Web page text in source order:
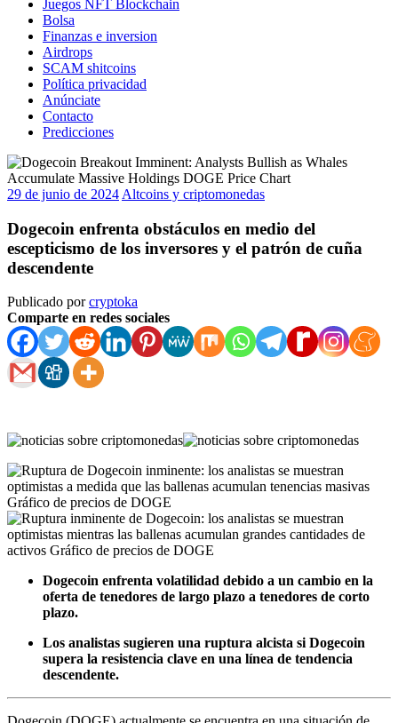
Juegos NFT Blockchain
Bolsa
Finanzas e inversion
Airdrops
SCAM shitcoins
Política privacidad
Anúnciate
Contacto
Predicciones
29 de junio de 2024 Altcoins y criptomonedas
Dogecoin enfrenta obstáculos en medio del
escepticismo de los inversores y el patrón de cuña
descendente
Publicado porcryptoka
Comparte en redes sociales
Dogecoin enfrenta volatilidad debido a un cambio en la
oferta de tenedores de largo plazo a tenedores de corto
plazo.
Los analistas sugieren una ruptura alcista si Dogecoin
supera la resistencia clave en una línea de tendencia
descendente.